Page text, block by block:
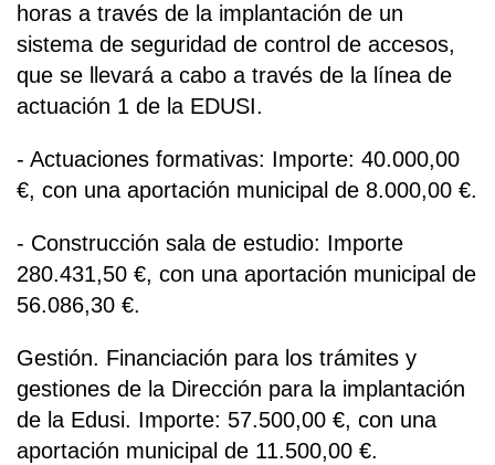
horas a través de la implantación de un
sistema de seguridad de control de accesos,
que se llevará a cabo a través de la línea de
actuación 1 de la EDUSI.
- Actuaciones formativas: Importe: 40.000,00
€, con una aportación municipal de 8.000,00 €.
- Construcción sala de estudio: Importe
280.431,50 €, con una aportación municipal de
56.086,30 €.
Gestión. Financiación para los trámites y
gestiones de la Dirección para la implantación
de la Edusi. Importe: 57.500,00 €, con una
aportación municipal de 11.500,00 €.